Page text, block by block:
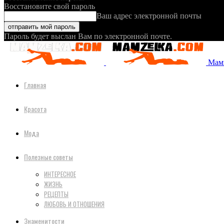
Восстановите свой пароль
Ваш адрес электронной почты
Пароль будет выслан Вам по электронной почте.
Главная
Красота
Мода
Полезные советы
ИНТЕРЕСНОЕ
ЖИЗНЬ
РЕЦЕПТЫ
ЛЮБОВЬ И ОТНОШЕНИЯ
Знаменитости